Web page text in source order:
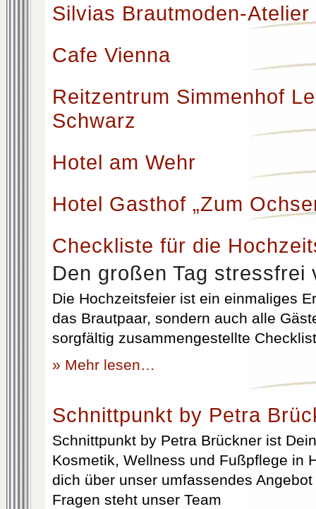
Silvias Brautmoden-Atelier
Cafe Vienna
Reitzentrum Simmenhof
Schwarz
Hotel am Wehr
Hotel Gasthof „Zum
Checkliste für die
Den großen Tag stressfrei
Die Hochzeitsfeier ist ein einmaliges
das Brautpaar, sondern auch alle
sorgfältig zusammengestellte
» Mehr lesen…
Schnittpunkt by Petra
Schnittpunkt by Petra Brückner ist
Kosmetik, Wellness und Fußpflege in
dich über unser umfassendes
Fragen steht unser Team